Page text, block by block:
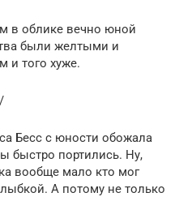
в облике вечно юной
были желтыми и
и того хуже.
Бесс с юности обожала
быстро портились. Ну,
вообще мало кто мог
А потому не только